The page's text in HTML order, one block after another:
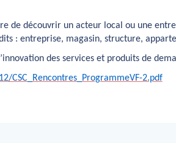
de découvrir un acteur local ou une
: entreprise, magasin, structure,
des services et produits de
CSC_Rencontres_ProgrammeVF-2.pdf